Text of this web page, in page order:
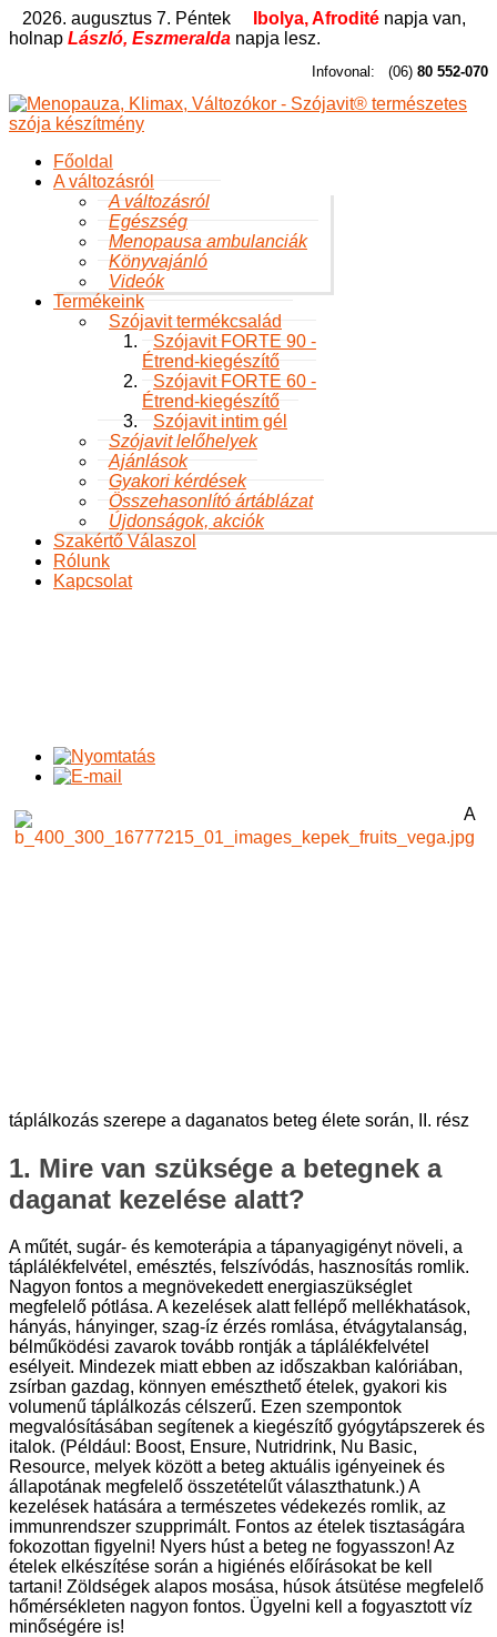
2026. augusztus 7. Péntek Ibolya, Afrodité napja van,
holnap László, Eszmeralda napja lesz.
Infovonal: (06) 80 552-070
Főoldal
A változásról
A változásról
Egészség
Menopausa ambulanciák
Könyvajánló
Videók
Termékeink
Szójavit termékcsalád
Szójavit FORTE 90 -
Étrend-kiegészítő
Szójavit FORTE 60 -
Étrend-kiegészítő
Szójavit intim gél
Szójavit lelőhelyek
Ajánlások
Gyakori kérdések
Összehasonlító ártáblázat
Újdonságok, akciók
Szakértő Válaszol
Rólunk
Kapcsolat
A
táplálkozás szerepe a daganatos beteg élete során, II. rész
1. Mire van szüksége a betegnek a
daganat kezelése alatt?
A műtét, sugár- és kemoterápia a tápanyagigényt növeli, a
táplálékfelvétel, emésztés, felszívódás, hasznosítás romlik.
Nagyon fontos a megnövekedett energiaszükséglet
megfelelő pótlása. A kezelések alatt fellépő mellékhatások,
hányás, hányinger, szag-íz érzés romlása, étvágytalanság,
bélműködési zavarok tovább rontják a táplálékfelvétel
esélyeit. Mindezek miatt ebben az időszakban kalóriában,
zsírban gazdag, könnyen emészthető ételek, gyakori kis
volumenű táplálkozás célszerű. Ezen szempontok
megvalósításában segítenek a kiegészítő gyógytápszerek és
italok. (Például: Boost, Ensure, Nutridrink, Nu Basic,
Resource, melyek között a beteg aktuális igényeinek és
állapotának megfelelő összetételűt választhatunk.) A
kezelések hatására a természetes védekezés romlik, az
immunrendszer szupprimált. Fontos az ételek tisztaságára
fokozottan figyelni! Nyers húst a beteg ne fogyasszon! Az
ételek elkészítése során a higiénés előírásokat be kell
tartani! Zöldségek alapos mosása, húsok átsütése megfelelő
hőmérsékleten nagyon fontos. Ügyelni kell a fogyasztott víz
minőségére is!